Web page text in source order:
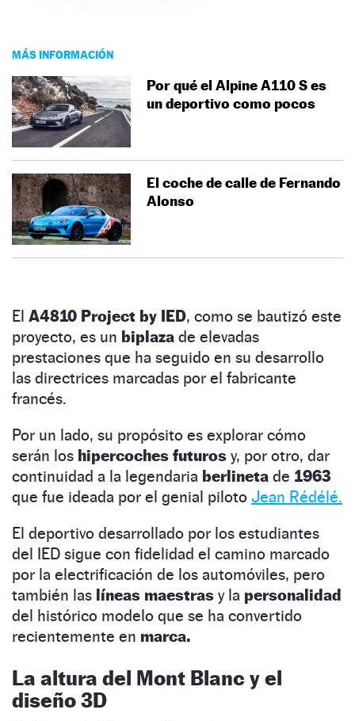
MÁS INFORMACIÓN
Por qué el Alpine A110 S es
un deportivo como pocos
El coche de calle de Fernando
Alonso
El A4810 Project by IED, como se bautizó este
proyecto, es un biplaza de elevadas
prestaciones que ha seguido en su desarrollo
las directrices marcadas por el fabricante
francés.
Por un lado, su propósito es explorar cómo
serán los hipercoches futuros y, por otro, dar
continuidad a la legendaria berlineta de 1963
que fue ideada por el genial piloto Jean Rédélé.
El deportivo desarrollado por los estudiantes
del IED sigue con fidelidad el camino marcado
por la electrificación de los automóviles, pero
también las líneas maestras y la personalidad
del histórico modelo que se ha convertido
recientemente en marca.
La altura del Mont Blanc y el
diseño 3D